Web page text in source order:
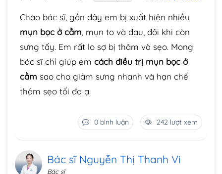
Chào bác sĩ, gần đây em bị xuất hiện nhiều
mụn bọc ở cằm , mụn to và đau, đôi khi còn
sưng tấy. Em rất lo sợ bị thâm và sẹo. Mong
bác sĩ chỉ giúp em cách điều trị mụn bọc ở
cằm sao cho giảm sưng nhanh và hạn chế
thâm sẹo tối đa ạ.
0 bình luận 242 lượt xem
Bác sĩ Nguyễn Thị Thanh Vi
Bác sĩ